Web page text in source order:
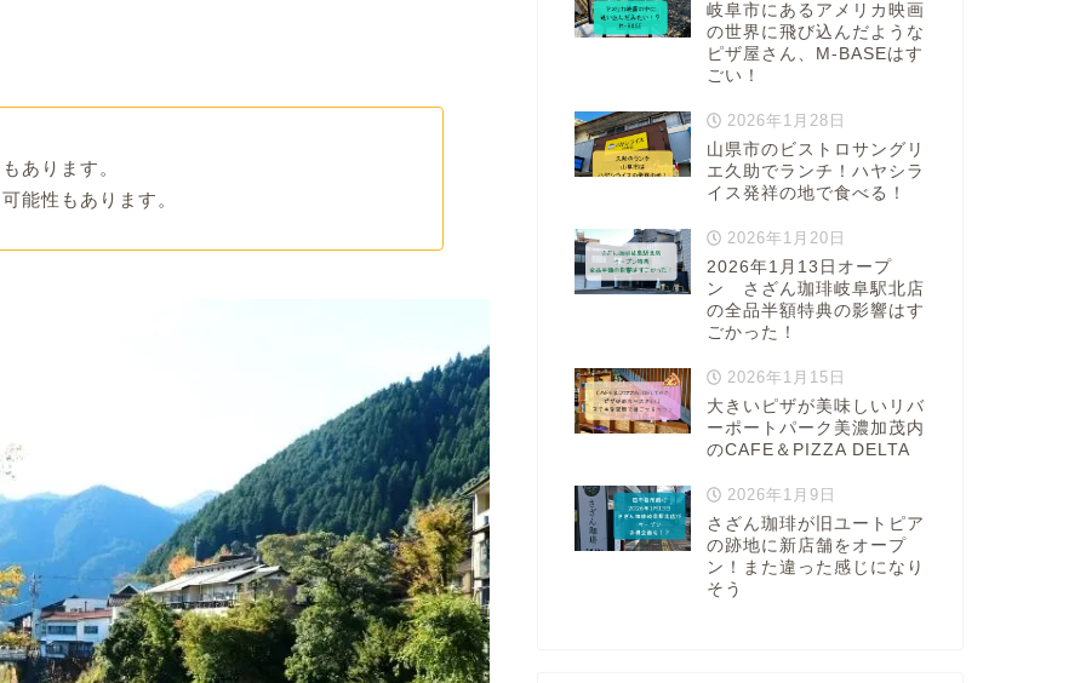
あります。
能性もあります。
岐阜市にあるアメリカ映画
の世界に飛び込んだような
ピザ屋さん、M-BASEはす
ごい！
2026年1月28日
山県市のビストロサングリ
エ久助でランチ！ハヤシラ
イス発祥の地で食べる！
2026年1月20日
2026年1月13日オープ
ン さざん珈琲岐阜駅北店
の全品半額特典の影響はす
ごかった！
2026年1月15日
大きいピザが美味しいリバ
ーポートパーク美濃加茂内
のCAFE＆PIZZA DELTA
2026年1月9日
さざん珈琲が旧ユートピア
の跡地に新店舗をオープ
ン！また違った感じになり
そう